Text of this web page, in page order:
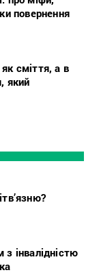
повернення
сміття, а в
який
інвалідністю